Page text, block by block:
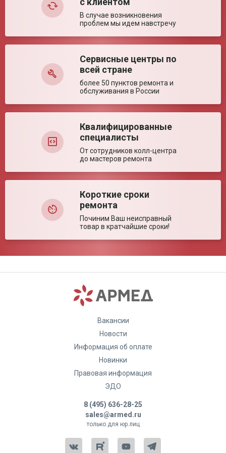
поручнями (± 5%)
Глубина сиденья (±
430 мм
Диаметр колес (± 5%)
175/610 мм
Ключевые преимущества
Оптимальная для помещений. Облегченная
Оставить отзыв
В случае возникновения
проблем мы идем навстречу
Сервисные центры по
всей стране
более 50 пунктов ремонта и
обслуживания в России
Квалифицированные
специалисты
От сотрудников колл-центра
до мастеров ремонта
Короткие сроки
ремонта
Починим Ваш неисправный
товар в кратчайшие сроки!
Вакансии
Новости
Информация об оплате
Новинки
Правовая информация
ЭДО
8 (495) 636-28-25
sales@armed.ru
только для юр.лиц